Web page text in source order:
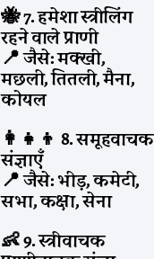
🐝 7. हमेशा स्त्रीलिंग
रहने वाले प्राणी
📍 जैसे: मक्खी,
मछली, तितली, मैना,
कोयल
👩‍👧‍👦 8. समूहवाचक
संज्ञाएँ
📍 जैसे: भीड़, कमेटी,
सभा, कक्षा, सेना
👶 9. स्त्रीवाचक